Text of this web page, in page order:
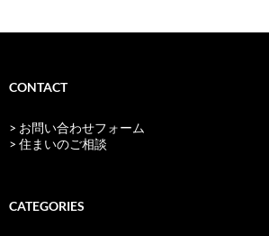
CONTACT
> お問い合わせフォーム
> 住まいのご相談
CATEGORIES